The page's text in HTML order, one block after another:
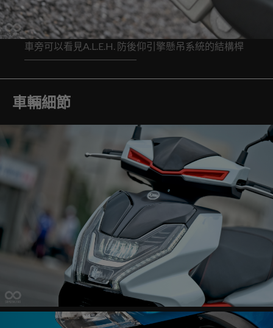
車旁可以看見A.L.E.H. 防後仰引擎懸吊系統的結構桿
車輛細節